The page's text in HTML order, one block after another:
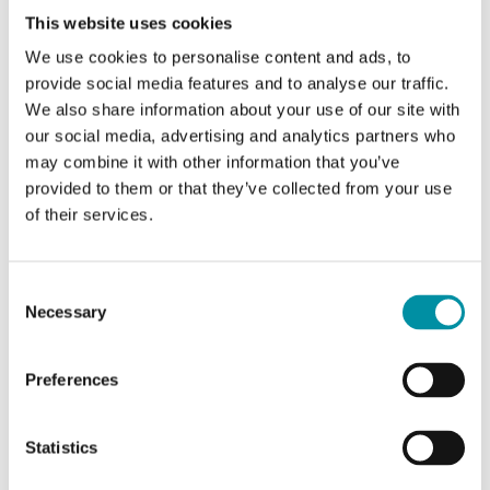
This website uses cookies
We use cookies to personalise content and ads, to
provide social media features and to analyse our traffic.
We also share information about your use of our site with
our social media, advertising and analytics partners who
may combine it with other information that you’ve
provided to them or that they’ve collected from your use
of their services.
Selection
Necessary
Preferences
Statistics
Temperatura
di stoccaggio
-20…70 °C
Umidità di
stoccaggio
10...95 % RH
Peso, incl.
Materiale,
coperchio
Materiale,
Miscela PC+ABS (Bayblend®)